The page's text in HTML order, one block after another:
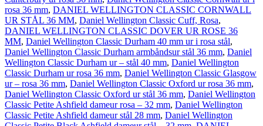
rosa 36 mm, DANIEL WELLINGTON CLASSIC CORNWALL
UR STÅL 36 MM, Daniel Wellington Classic Cuff, Rosa,
DANIEL WELLINGTON CLASSIC DOVER UR ROSE 36
MM, Daniel Wellington Classic Durham 40 mm ur i rosa stål,
Daniel Wellington Classic Durham armbåndsur stål 36 mm, Daniel
Wellington Classic Durham ur – stål 40 mm, Daniel Wellington
Classic Durham ur rosa 36 mm, Daniel Wellington Classic Glasgow
ur – rosa 36 mm, Daniel Wellington Classic Oxford ur rosa 36 mm,
Daniel Wellington Classic Oxford ur stål 36 mm, Daniel Wellington
Classic Petite Ashfield dameur rosa – 32 mm, Daniel Wellington
Classic Petite Ashfield dameur stål 28 mm, Daniel Wellington